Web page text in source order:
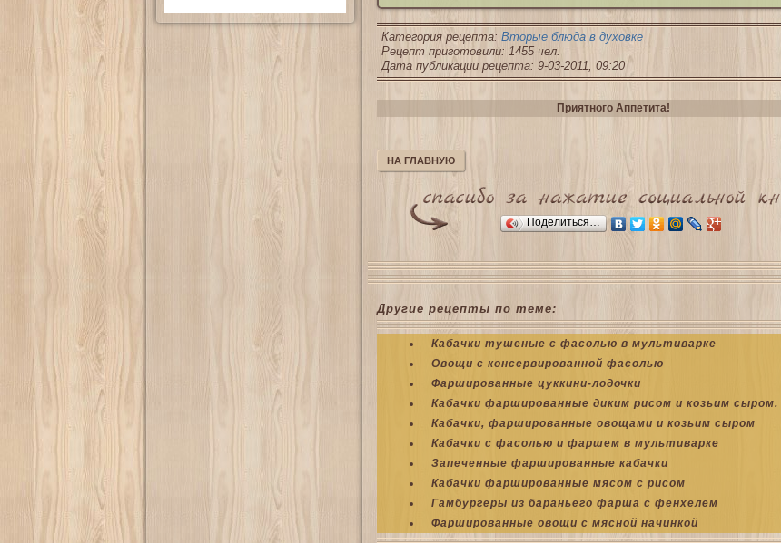
Категория рецепта: Вторые блюда в духовке
Рецепт приготовили: 1455 чел.
Дата публикации рецепта: 9-03-2011, 09:20
Приятного Аппетита!
НА ГЛАВНУЮ
Поделиться…
Другие рецепты по теме:
Кабачки тушеные с фасолью в мультиварке
Овощи с консервированной фасолью
Фаршированные цуккини-лодочки
Кабачки фаршированные диким рисом и козьим сыром.
Кабачки, фаршированные овощами и козьим сыром
Кабачки с фасолью и фаршем в мультиварке
Запеченные фаршированные кабачки
Кабачки фаршированные мясом с рисом
Гамбургеры из бараньего фарша с фенхелем
Фаршированные овощи с мясной начинкой